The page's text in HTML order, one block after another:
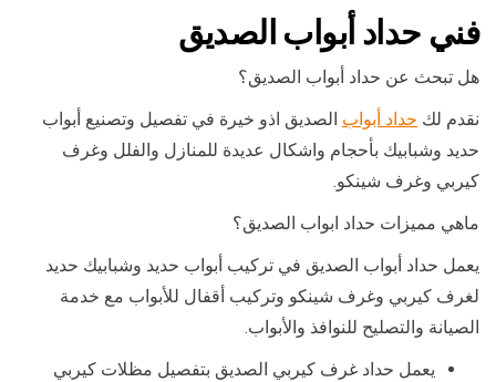
فني حداد أبواب الصديق
هل تبحث عن حداد أبواب الصديق؟
نقدم لك حداد أبواب الصديق اذو خيرة في تفصيل وتصنيع أبواب
حديد وشبابيك بأحجام واشكال عديدة للمنازل والفلل وغرف
كيربي وغرف شينكو.
ماهي مميزات حداد ابواب الصديق؟
يعمل حداد أبواب الصديق في تركيب أبواب حديد وشبابيك حديد
لغرف كيربي وغرف شينكو وتركيب أقفال للأبواب مع خدمة
الصيانة والتصليح للنوافذ والأبواب.
يعمل حداد غرف كيربي الصديق بتفصيل مظلات كيربي